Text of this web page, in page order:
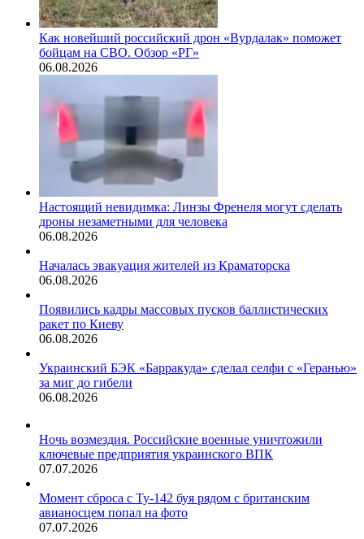
Как новейший российский дрон «Вурдалак» поможет
бойцам на СВО. Обзор «РГ»
06.08.2026
Настоящий невидимка: Линзы Френеля могут сделать
дроны незаметными для человека
06.08.2026
Началась эвакуация жителей из Краматорска
06.08.2026
Появились кадры массовых пусков баллистических
ракет по Киеву
06.08.2026
Украинский БЭК «Барракуда» сделал селфи с «Геранью»
за миг до гибели
06.08.2026
Ночь возмездия. Российские военные уничтожили
ключевые предприятия украинского ВПК
07.07.2026
Момент сброса с Ту-142 буя рядом с британским
авианосцем попал на фото
07.07.2026